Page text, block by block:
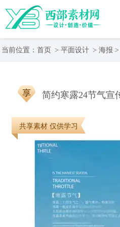
当前位置： 首页 > 平面设计 > 海报
简约寒露24节气宣
共享素材 仅供学习